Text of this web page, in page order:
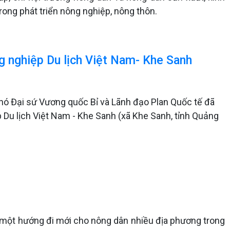
phát triển nông nghiệp, nông thôn.
Du lịch Việt Nam- Khe Sanh
Đại sứ Vương quốc Bỉ và Lãnh đạo Plan Quốc tế đã
lịch Việt Nam - Khe Sanh (xã Khe Sanh, tỉnh Quảng
hướng đi mới cho nông dân nhiều địa phương trong